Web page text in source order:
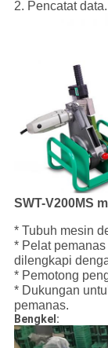
2. Pencatat data.
SWT-V200MS
* Tubuh mesin
* Pelat
dilengkapi
* Pemotong
* Dukungan
pemanas.
Bengkel: